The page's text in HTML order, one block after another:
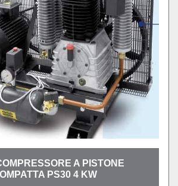
A PISTONE
PS30 4 KW